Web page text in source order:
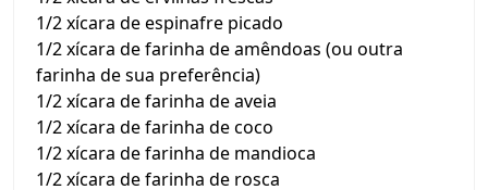
1/2 xícara de espinafre picado
1/2 xícara de farinha de amêndoas (ou outra
farinha de sua preferência)
1/2 xícara de farinha de aveia
1/2 xícara de farinha de coco
1/2 xícara de farinha de mandioca
1/2 xícara de farinha de rosca